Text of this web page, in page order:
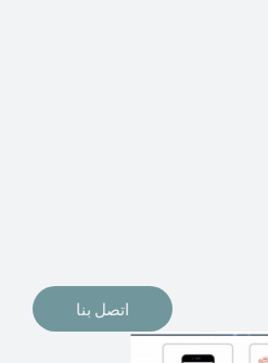
اتصل بنا